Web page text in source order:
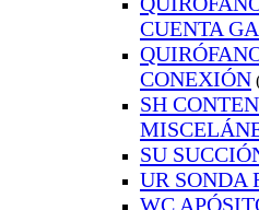
CUENTA
CONEXIÓN
SH
SU
UR SONDA
WC